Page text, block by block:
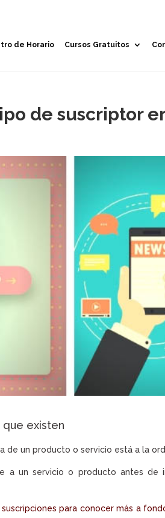
de Horario Cursos Gratuitos
de suscriptor
existen
de un producto o servicio está a la
a un servicio o producto antes de
suscripciones para conocer más a